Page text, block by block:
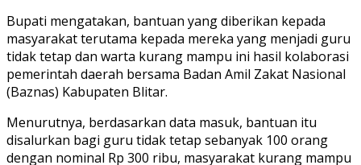
Bupati mengatakan, bantuan yang diberikan kepada
masyarakat terutama kepada mereka yang menjadi guru
tidak tetap dan warta kurang mampu ini hasil kolaborasi
pemerintah daerah bersama Badan Amil Zakat Nasional
(Baznas) Kabupaten Blitar.
Menurutnya, berdasarkan data masuk, bantuan itu
disalurkan bagi guru tidak tetap sebanyak 100 orang
dengan nominal Rp 300 ribu, masyarakat kurang mampu